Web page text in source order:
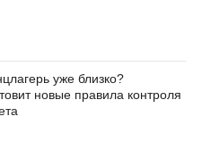
уже близко?
новые правила контроля